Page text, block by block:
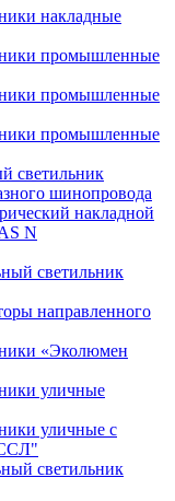
накладные
промышленные
промышленные
промышленные
светильник
шинопровода
накладной
N
светильник
направленного
«Эколюмен
уличные
уличные с
светильник